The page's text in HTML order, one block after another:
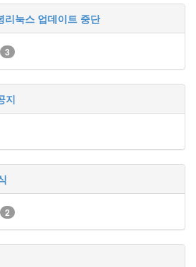
리눅스 업데이트 중단
3
지
2